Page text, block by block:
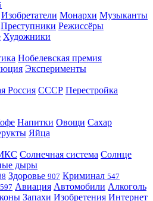
Изобретатели Монархи Музыканты
Преступники Режиссёры
Художники
Нобелевская премия
Эксперименты
Россия СССР Перестройка
Напитки Овощи Сахар
Яйца
Солнечная система Солнце
дыры
Здоровье 907 Криминал 547
597 Авиация Автомобили Алкоголь
Запахи Изобретения Интернет